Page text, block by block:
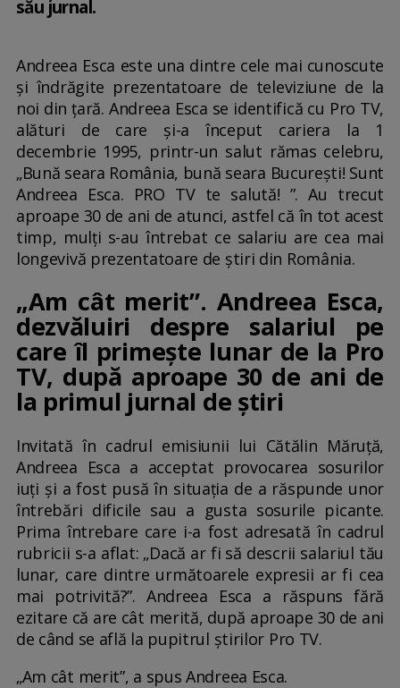
său jurnal.
Andreea Esca este una dintre cele mai cunoscute
și îndrăgite prezentatoare de televiziune de la
noi din țară. Andreea Esca se identifică cu Pro TV,
alături de care și-a început cariera la 1
decembrie 1995, printr-un salut rămas celebru,
„Bună seara România, bună seara București! Sunt
Andreea Esca. PRO TV te salută! ”. Au trecut
aproape 30 de ani de atunci, astfel că în tot acest
timp, mulți s-au întrebat ce salariu are cea mai
longevivă prezentatoare de știri din România.
„Am cât merit”. Andreea Esca,
dezvăluiri despre salariul pe
care îl primește lunar de la Pro
TV, după aproape 30 de ani de
la primul jurnal de știri
Invitată în cadrul emisiunii lui Cătălin Măruță,
Andreea Esca a acceptat provocarea sosurilor
iuți și a fost pusă în situația de a răspunde unor
întrebări dificile sau a gusta sosurile picante.
Prima întrebare care i-a fost adresată în cadrul
rubricii s-a aflat: „Dacă ar fi să descrii salariul tău
lunar, care dintre următoarele expresii ar fi cea
mai potrivită?”. Andreea Esca a răspuns fără
ezitare că are cât merită, după aproape 30 de ani
de când se află la pupitrul știrilor Pro TV.
„Am cât merit”, a spus Andreea Esca.